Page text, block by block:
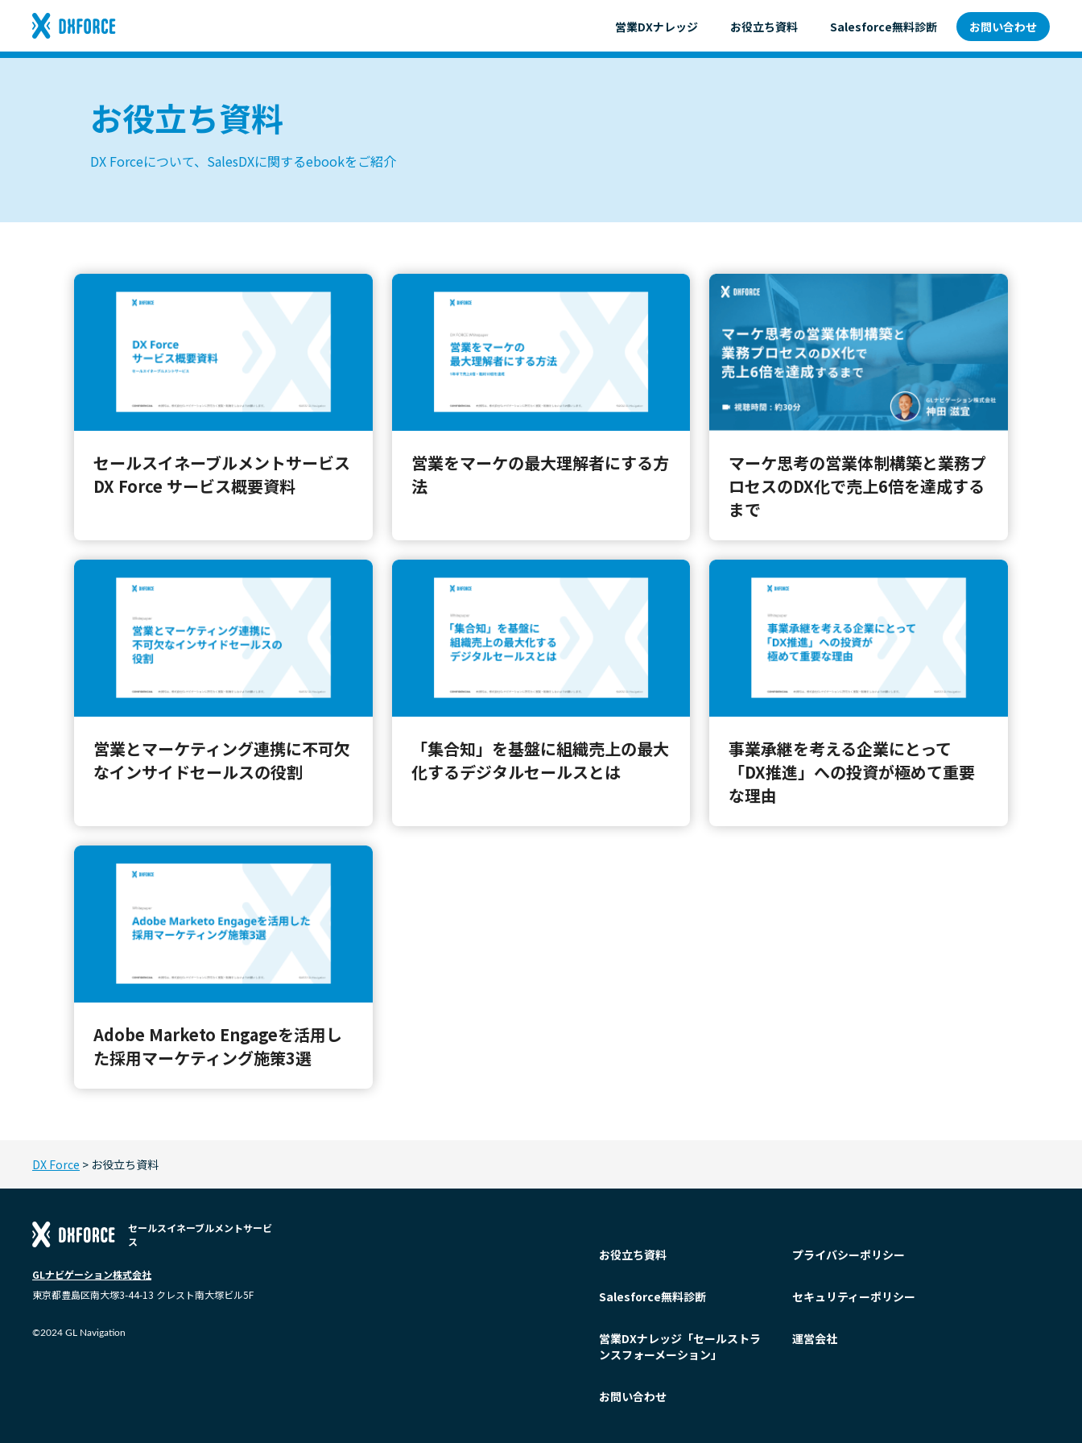
営業DXナレッジ お役立ち資料 Salesforce無料診断 お問い合わせ
お役立ち資料
DX Forceについて、SalesDXに関するebookをご紹介
セールスイネーブルメントサービス
DX Force サービス概要資料
営業をマーケの最大理解者にする方
法
マーケ思考の営業体制構築と業務プ
ロセスのDX化で売上6倍を達成する
まで
営業とマーケティング連携に不可欠
なインサイドセールスの役割
「集合知」を基盤に組織売上の最大
化するデジタルセールスとは
事業承継を考える企業にとって
「DX推進」への投資が極めて重要
な理由
Adobe Marketo Engageを活用し
た採用マーケティング施策3選
DX Force > お役立ち資料
セールスイネーブルメントサービ
ス
GLナビゲーション株式会社
東京都豊島区南大塚3-44-13 クレスト南大塚ビル5F
©2024 GL Navigation
お役立ち資料
Salesforce無料診断
営業DXナレッジ「セールストラ
ンスフォーメーション」
お問い合わせ
プライバシーポリシー
セキュリティーポリシー
運営会社